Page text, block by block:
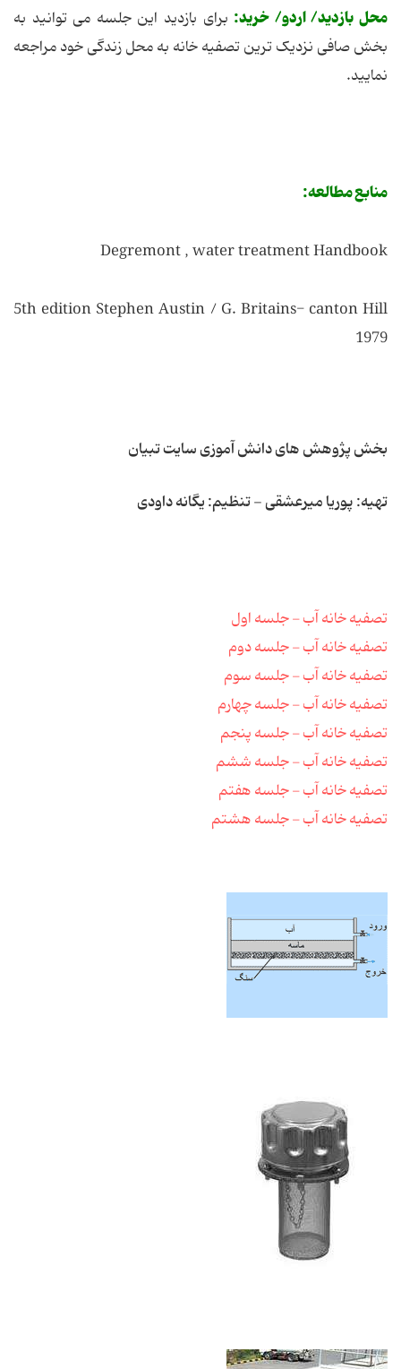
محل بازدید/ اردو/ خرید: برای بازدید این جلسه می توانید به
بخش صافی نزدیک ترین تصفیه خانه به محل زندگی خود مراجعه
نمایید.
منابع مطالعه:
Degremont , water treatment Handbook
5th edition Stephen Austin / G. Britains- canton Hill
1979
بخش پژوهش های دانش آموزی سایت تبیان
تهیه: پوریا میرعشقی - تنظیم: یگانه داودی
تصفیه خانه آب - جلسه اول
تصفیه خانه آب - جلسه دوم
تصفیه خانه آب - جلسه سوم
تصفیه خانه آب - جلسه چهارم
تصفیه خانه آب - جلسه پنجم
تصفیه خانه آب - جلسه ششم
تصفیه خانه آب - جلسه هفتم
تصفیه خانه آب - جلسه هشتم